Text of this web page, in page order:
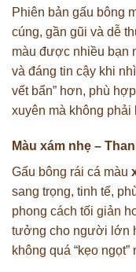
Phiên bản gấu bông
cúng, gần gũi và dễ
màu được nhiều bạn
và đáng tin cậy khi
vết bẩn” hơn, phù
xuyên mà không phải
Màu xám nhẹ –
Gấu bông rái cá màu
sang trọng, tinh tế,
phong cách tối giản
tưởng cho người lớn
không quá “kẹo